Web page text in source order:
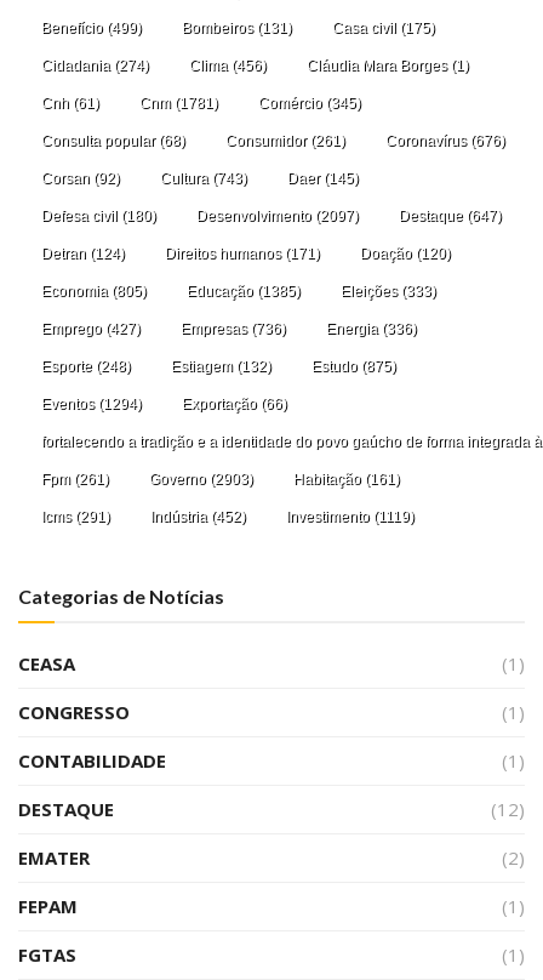
Benefício(499) Bombeiros(131) Casa civil (175)
Cidadania (274) Clima (456) Cláudia Mara Borges(1)
Cnh (61) Cnm(1781) Comércio(345)
Consulta popular(68) Consumidor(261) Coronavírus(676)
Corsan (92) Cultura (743) Daer(145)
Defesa civil (180) Desenvolvimento(2097) Destaque (647)
Detran (124) Direitos humanos(171) Doação(120)
Economia (805) Educação(1385) Eleições(333)
Emprego(427) Empresas(736) Energia (336)
Esporte (248) Estiagem(132) Estudo(875)
Eventos(1294) Exportação(66)
fortalecendo a tradição e a identidade do povo gaúcho de forma
Fpm(261) Governo(2903) Habitação(161)
Icms(291) Indústria (452) Investimento(1119)
Categorias de Notícias
CEASA
(1)
CONGRESSO
(1)
CONTABILIDADE
(1)
DESTAQUE
(12)
EMATER
(2)
FEPAM
(1)
FGTAS
(1)